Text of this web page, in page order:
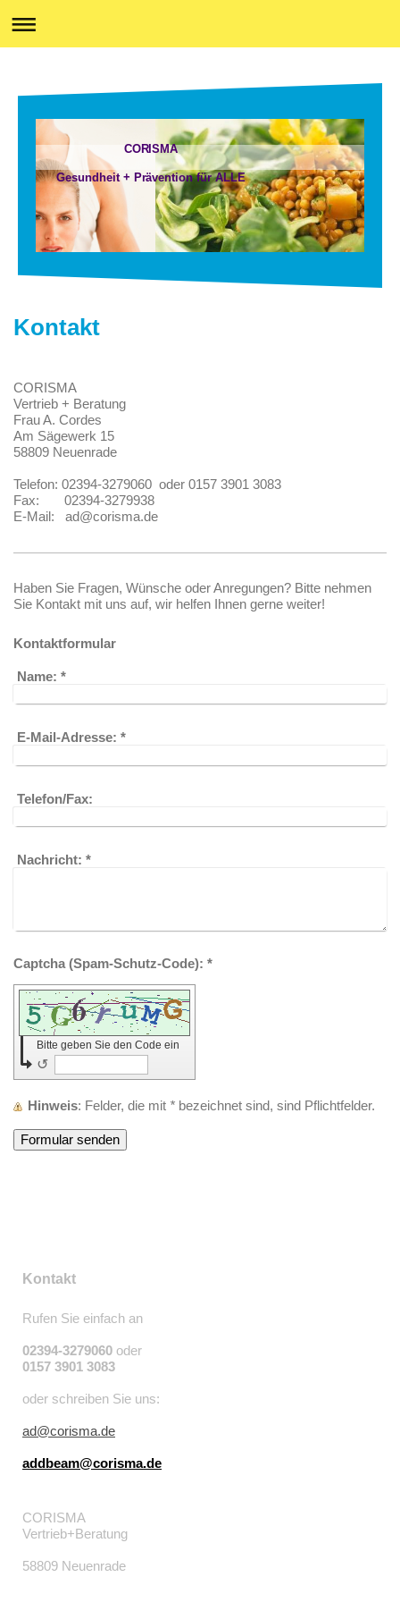
CORISMA
Gesundheit + Prävention für ALLE
Kontakt
CORISMA
Vertrieb + Beratung
Frau A. Cordes
Am Sägewerk 15
58809 Neuenrade
Telefon: 02394-3279060 oder 0157 3901 3083
Fax: 02394-3279938
E-Mail: ad@corisma.de
Haben Sie Fragen, Wünsche oder Anregungen? Bitte nehmen
Sie Kontakt mit uns auf, wir helfen Ihnen gerne weiter!
Kontaktformular
Name: *
E-Mail-Adresse: *
Telefon/Fax:
Nachricht: *
Captcha (Spam-Schutz-Code): *
Bitte geben Sie den Code ein
↺
Hinweis : Felder, die mit * bezeichnet sind, sind Pflichtfelder.
Kontakt
Rufen Sie einfach an
02394-3279060 oder
0157 3901 3083
oder schreiben Sie uns:
ad@corisma.de
addbeam@corisma.de
CORISMA
Vertrieb+Beratung
58809 Neuenrade